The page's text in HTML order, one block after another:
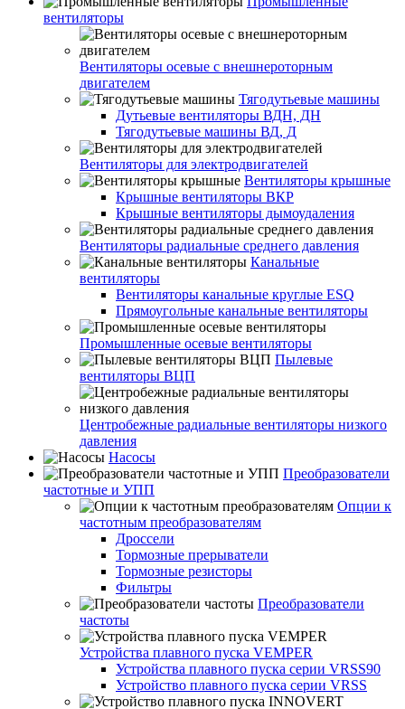
вентиляторы
Вентиляторы осевые с внешнероторным
двигателем
Тягодутьевые машины
Дутьевые вентиляторы ВДН, ДН
Тягодутьевые машины ВД, Д
Вентиляторы для электродвигателей
Вентиляторы крышные
Крышные вентиляторы ВКР
Крышные вентиляторы дымоудаления
Вентиляторы радиальные среднего давления
Канальные
вентиляторы
Вентиляторы канальные круглые ESQ
Прямоугольные канальные вентиляторы
Промышленные осевые вентиляторы
Пылевые
вентиляторы ВЦП
Центробежные радиальные вентиляторы низкого
давления
Насосы
Преобразователи
частотные и УПП
Опции к
частотным преобразователям
Дроссели
Тормозные прерыватели
Тормозные резисторы
Фильтры
Преобразователи
частоты
Устройства плавного пуска VEMPER
Устройства плавного пуска серии VRSS90
Устройство плавного пуска серии VRSS